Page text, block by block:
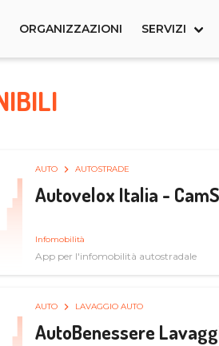
ORGANIZZAZIONI SERVIZI
AUTO AUTOSTRADE
Autovelox Italia -
Infomobilità
App per l'infomobilità autostradale
AUTO LAVAGGIO AUTO
AutoBenessere